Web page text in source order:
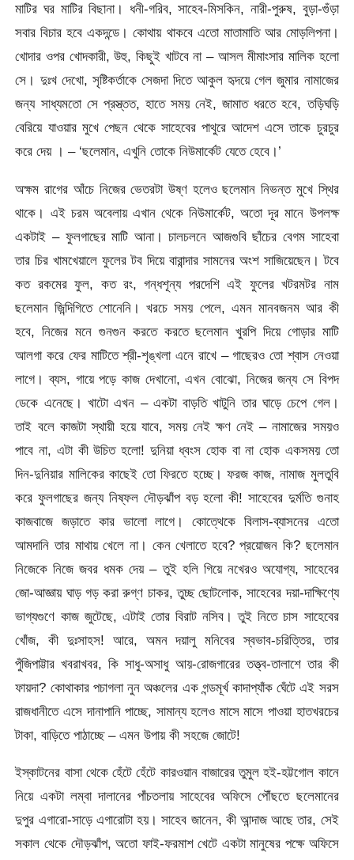
মাটির ঘর মাটির বিছানা। ধনী-গরিব, সাহেব-মিসকিন, নারী-পুরুষ, বুড়া-গুঁড়া
সবার বিচার হবে একদন্ডে। কোথায় থাকবে এতো মাতামাতি আর মোড়লিপনা।
খোদার ওপর খোদকারী, উহু, কিছুই খাটবে না – আসল মীমাংসার মালিক হলো
সে। দুঃখ দেখো, সৃষ্টিকর্তাকে সেজদা দিতে আকুল হৃদয়ে গেল জুমার নামাজের
জন্য সাধ্যমতো সে প্রস্ত্তত, হাতে সময় নেই, জামাত ধরতে হবে, তড়িঘড়ি
বেরিয়ে যাওয়ার মুখে পেছন থেকে সাহেবের পাথুরে আদেশ এসে তাকে চুরচুর
করে দেয় । – ‘ছলেমান, এখুনি তোকে নিউমার্কেট যেতে হেবে।’
অক্ষম রাগের আঁচে নিজের ভেতরটা উষ্ণ হলেও ছলেমান নিভন্ত মুখে স্থির
থাকে। এই চরম অবেলায় এখান থেকে নিউমার্কেট, অতো দূর মানে উপলক্ষ
একটাই – ফুলগাছের মাটি আনা। চালচলনে আজগুবি ছাঁচের বেগম সাহেবা
তার চির খামখেয়ালে ফুলের টব দিয়ে বারান্দার সামনের অংশ সাজিয়েছেন। টবে
কত রকমের ফুল, কত রং, গন্ধশূন্য পরদেশি এই ফুলের খটরমটর নাম
ছলেমান জিন্দিগিতে শোনেনি। খরচে সময় পেলে, এমন মানবজনম আর কী
হবে, নিজের মনে গুনগুন করতে করতে ছলেমান খুরপি দিয়ে গোড়ার মাটি
আলগা করে ফের মাটিতে শ্রী-শৃঙ্খলা এনে রাখে – গাছেরও তো শ্বাস নেওয়া
লাগে। ব্যস, গায়ে পড়ে কাজ দেখানো, এখন বোঝো, নিজের জন্য সে বিপদ
ডেকে এনেছে। খাটো এখন – একটা বাড়তি খাটুনি তার ঘাড়ে চেপে গেল।
তাই বলে কাজটা স্থায়ী হয়ে যাবে, সময় নেই ক্ষণ নেই – নামাজের সময়ও
পাবে না, এটা কী উচিত হলো! দুনিয়া ধ্বংস হোক বা না হোক একসময় তো
দিন-দুনিয়ার মালিকের কাছেই তো ফিরতে হচ্ছে। ফরজ কাজ, নামাজ মুলতুবি
করে ফুলগাছের জন্য নিষ্ফল দৌড়ঝাঁপ বড় হলো কী! সাহেবের দুর্মতি গুনাহ
কাজবাজে জড়াতে কার ভালো লাগে। কোত্থেকে বিলাস-ব্যাসনের এতো
আমদানি তার মাথায় খেলে না। কেন খেলাতে হবে? প্রয়োজন কি? ছলেমান
নিজেকে নিজে জবর ধমক দেয় – তুই হলি গিয়ে নখেরও অযোগ্য, সাহেবের
জো-আজ্ঞায় ঘাড় গড় করা রুগ্ণ চাকর, তুচ্ছ ছোটলোক, সাহেবের দয়া-দাক্ষিণ্যে
ভাগ্যগুণে কাজ জুটেছে, এটাই তোর বিরাট নসিব। তুই নিতে চাস সাহেবের
খোঁজ, কী দুঃসাহস! আরে, অমন দয়ালু মনিবের স্বভাব-চরিত্তির, তার
পুঁজিপাট্টার খবরাখবর, কি সাধু-অসাধু আয়-রোজগারের তত্ত্ব-তালাশে তার কী
ফায়দা? কোথাকার পচাগলা নুন অঞ্চলের এক গন্ডমূর্খ কাদাপ্যাঁক ঘেঁটে এই সরস
রাজধানীতে এসে দানাপানি পাচ্ছে, সামান্য হলেও মাসে মাসে পাওয়া হাতখরচের
টাকা, বাড়িতে পাঠাচ্ছে – এমন উপায় কী সহজে জোটে!
ইস্কাটনের বাসা থেকে হেঁটে হেঁটে কারওয়ান বাজারের তুমুল হই-হট্টগোল কানে
নিয়ে একটা লম্বা দালানের পাঁচতলায় সাহেবের অফিসে পৌঁছতে ছলেমানের
দুপুর এগারো-সাড়ে এগারোটা হয়। সাহেব জানেন, কী আন্দাজ আছে তার, সেই
সকাল থেকে দৌড়ঝাঁপ, অতো ফাই-ফরমাশ খেটে একটা মানুষের পক্ষে অফিসে